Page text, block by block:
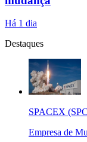
Há 1 dia
Destaques
SPACEX
Empresa de